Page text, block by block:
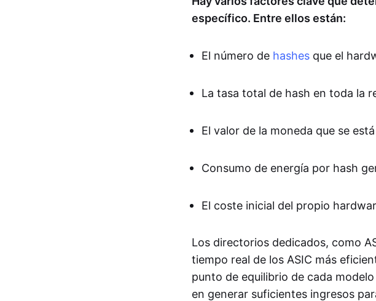
específico. Entre ellos están:
El número de hashes que el
La tasa total de hash en toda la
El valor de la moneda que se
Consumo de energía por hash
El coste inicial del propio
Los directorios dedicados, como
tiempo real de los ASIC más
punto de equilibrio de cada
en generar suficientes ingresos